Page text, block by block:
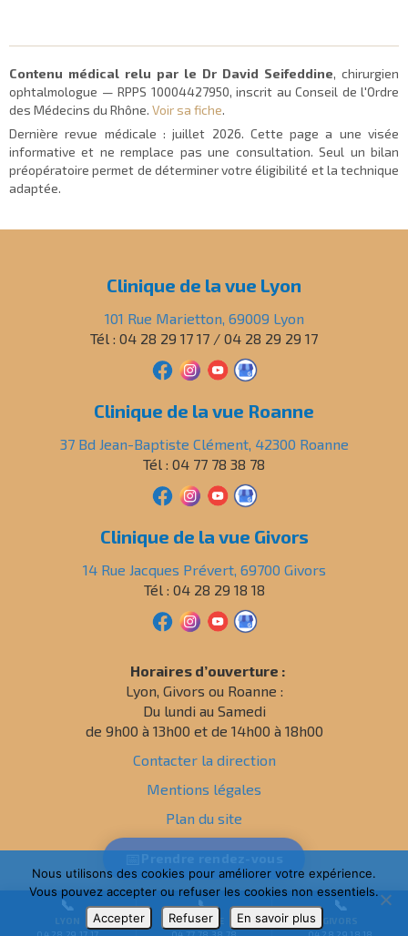
Contenu médical relu par le Dr David Seifeddine, chirurgien
ophtalmologue — RPPS 10004427950, inscrit au Conseil de l'Ordre
des Médecins du Rhône. Voir sa fiche.
Dernière revue médicale :juillet 2026. Cette page a une visée
informative et ne remplace pas une consultation. Seul un bilan
préopératoire permet de déterminer votre éligibilité et la technique
adaptée.
Clinique de la vue Lyon
101 Rue Marietton, 69009 Lyon
Tél : 04 28 29 17 17 / 04 28 29 29 17
Clinique de la vue Roanne
37 Bd Jean-Baptiste Clément, 42300 Roanne
Tél : 04 77 78 38 78
Clinique de la vue Givors
14 Rue Jacques Prévert, 69700 Givors
Tél : 04 28 29 18 18
Horaires d’ouverture :
Lyon, Givors ou Roanne :
Du lundi au Samedi
de 9h00 à 13h00 et de 14h00 à 18h00
Contacter la direction
Mentions légales
Plan du site
Politique de confidentialité
📞
LYON
📞
ROANNE
📞
GIVORS
Nous utilisons des cookies pour améliorer votre expérience.
Vous pouvez accepter ou refuser les cookies non essentiels.
Accepter
Refuser En savoir plus